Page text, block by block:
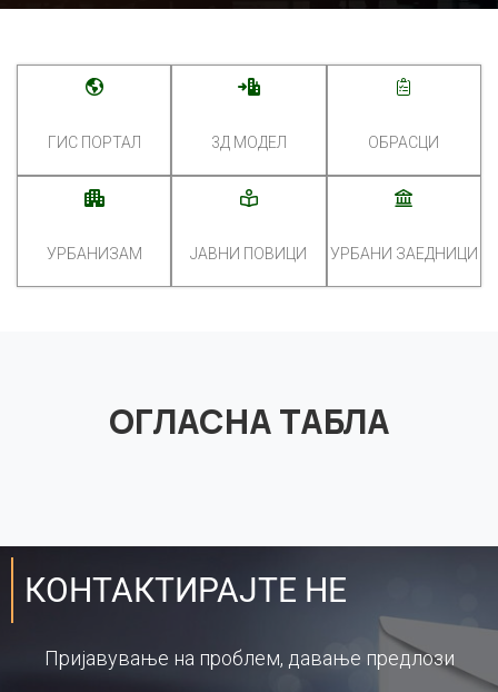
ГИС ПОРТАЛ 3Д МОДЕЛ ОБРАСЦИ
УРБАНИЗАМ ЈАВНИ ПОВИЦИ УРБАНИ ЗАЕДНИЦИ
ОГЛАСНА ТАБЛА
КОНТАКТИРАЈТЕ НЕ
Пријавување на проблем, давање предлози